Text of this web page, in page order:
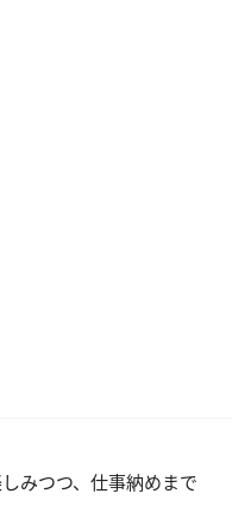
みつつ、仕事納めまで